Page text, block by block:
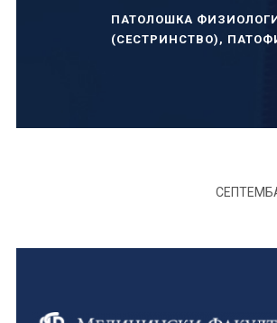
ПАТОЛОШКА
(СЕСТРИНСТВО) ,